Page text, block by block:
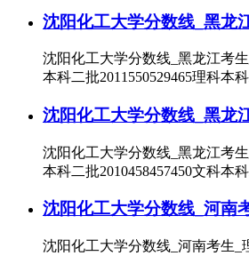
沈阳化工大学分数线_黑龙
沈阳化工大学分数线_黑龙江考
本科二批2011550529465理科本
沈阳化工大学分数线_黑龙
沈阳化工大学分数线_黑龙江考
本科二批2010458457450文科本
沈阳化工大学分数线_河南
沈阳化工大学分数线_河南考生_